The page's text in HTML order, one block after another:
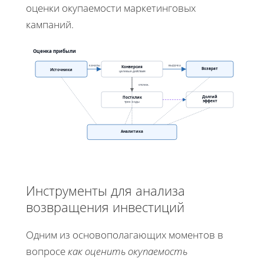
оценки окупаемости маркетинговых
кампаний.
Оценка прибыли
Источники
Конверсия
целевые действия Возврат
Постклик
трек-коды
Долгий
эффект
Аналитика
каналы выручка
отслеж.
Инструменты для анализа
возвращения инвестиций
Одним из основополагающих моментов в
вопросекак оценить окупаемость